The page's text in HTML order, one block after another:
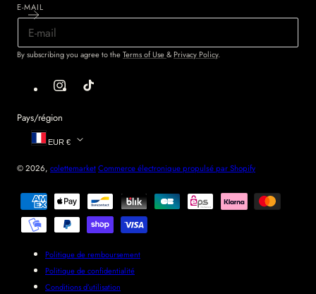
E-MAIL
By subscribing you agree to theTerms of Use& Privacy Policy.
Instagram
Tik
Pays/région
EUR €
© 2026, colettemarketCommerce électronique propulsé par Shopify
Modes
de
paiement
Politique de remboursement
Politique de confidentialité
Conditions d’utilisation